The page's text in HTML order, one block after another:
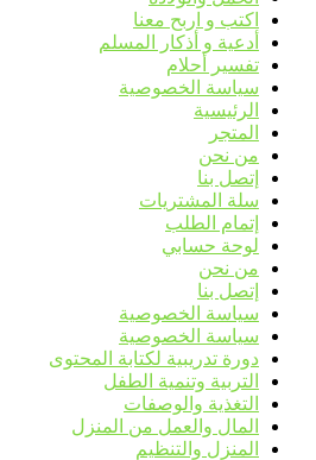
اكتب و اربح معنا
أدعية و أذكار المسلم
تفسير أحلام
سياسة الخصوصية
الرئيسية
المتجر
من نحن
إتصل بنا
سلة المشتريات
إتمام الطلب
لوحة حسابي
من نحن
إتصل بنا
سياسة الخصوصية
سياسة الخصوصية
دورة تدريبية لكتابة المحتوى
التربية وتنمية الطفل
التغذية والوصفات
المال والعمل من المنزل
المنزل والتنظيم